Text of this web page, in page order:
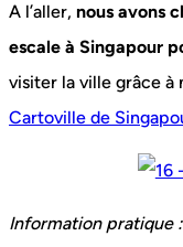
A l’aller, nous avons
escale à Singapour
visiter la ville grâce à
Cartoville de
Information pratique :